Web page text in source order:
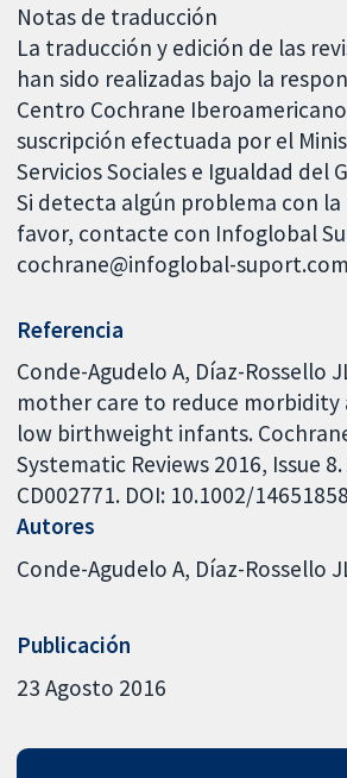
Notas de traducción
La traducción y edición de las
han sido realizadas bajo la
Centro Cochrane
suscripción efectuada por el
Servicios Sociales e Igualdad del
Si detecta algún problema con
favor, contacte con Infoglobal
cochrane@infoglobal-
Referencia
Conde-Agudelo A, Díaz-Rossello
mother care to reduce
low birthweight infants.
Systematic Reviews 2016, Issue
CD002771. DOI: 10.1002/
Autores
Conde-Agudelo A Díaz-Rossello
Publicación
23 Agosto 2016